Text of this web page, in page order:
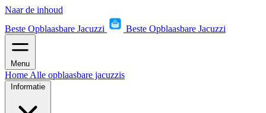
Naar de inhoud
Beste Opblaasbare Jacuzzi
Beste Opblaasbare Jacuzzi
Menu
Home Alle opblaasbare jacuzzis
Informatie